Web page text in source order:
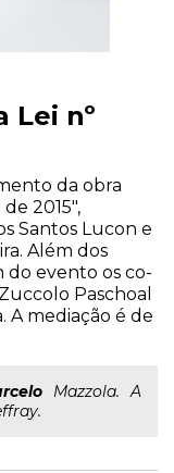
Lei nº
da obra
2015",
Santos Lucon e
Além dos
do evento os co-
Paschoal
A mediação é de
Mazzola. A